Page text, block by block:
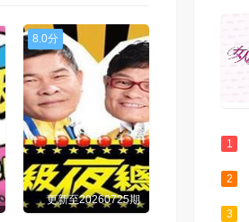
8.0分
更新至20260725期
1
2
3